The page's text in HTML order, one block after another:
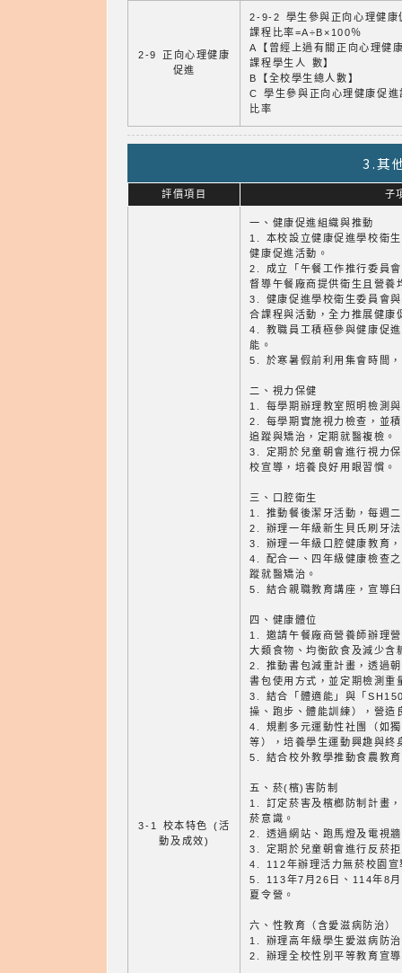
2-9 正向心理健康
促進
2-9-2 學生參與正向心理健康
課程比率=A÷B×100％
A【曾經上過有關正向心理健
課程學生人 數】
B【全校學生總人數】
C 學生參與正向心理健康促進
比率
3.其
評價項目 子
3-1 校本特色 (活
動及成效)
一、健康促進組織與推動
1. 本校設立健康促進學校衛
健康促進活動。
2. 成立「午餐工作推行委員
督導午餐廠商提供衛生且營養
3. 健康促進學校衛生委員會
合課程與活動，全力推展健康
4. 教職員工積極參與健康促
能。
5. 於寒暑假前利用集會時間
二、視力保健
1. 每學期辦理教室照明檢測
2. 每學期實施視力檢查，並
追蹤與矯治，定期就醫複檢。
3. 定期於兒童朝會進行視力
校宣導，培養良好用眼習慣。
三、口腔衛生
1. 推動餐後潔牙活動，每週
2. 辦理一年級新生貝氏刷牙
3. 辦理一年級口腔健康教育
4. 配合一、四年級健康檢查
蹤就醫矯治。
5. 結合親職教育講座，宣導
四、健康體位
1. 邀請午餐廠商營養師辦理
大類食物、均衡飲食及減少含
2. 推動書包減重計畫，透過
書包使用方式，並定期檢測重
3. 結合「體適能」與「
操、跑步、體能訓練），營造
4. 規劃多元運動性社團（如
等），培養學生運動興趣與終
5. 結合校外教學推動食農教
五、菸(檳)害防制
1. 訂定菸害及檳榔防制計畫
菸意識。
2. 透過網站、跑馬燈及電視
3. 定期於兒童朝會進行反菸
4. 112年辦理活力無菸校園宣
5. 113年7月26日、114年8
夏令營。
六、性教育（含愛滋病防治）
1. 辦理高年級學生愛滋病防
2. 辦理全校性別平等教育宣